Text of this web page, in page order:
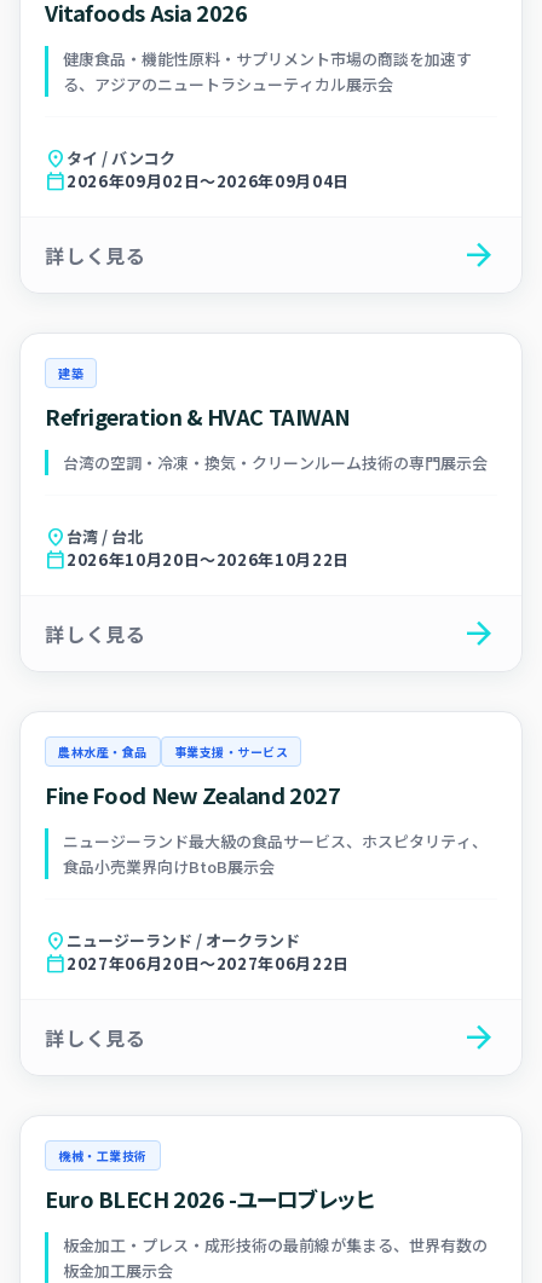
Vitafoods Asia 2026
健康食品・機能性原料・サプリメント市場の商談を加速す
る、アジアのニュートラシューティカル展示会
location_on タイ / バンコク
calendar_today2026年09月02日～2026年09月04日
詳しく見る arrow_forward
建築
Refrigeration & HVAC TAIWAN
台湾の空調・冷凍・換気・クリーンルーム技術の専門展示会
location_on台湾 / 台北
calendar_today2026年10月20日～2026年10月22日
詳しく見る arrow_forward
農林水産・食品 事業支援・サービス
Fine Food New Zealand 2027
ニュージーランド最大級の食品サービス、ホスピタリティ、
食品小売業界向けBtoB展示会
location_on ニュージーランド / オークランド
calendar_today2027年06月20日～2027年06月22日
詳しく見る arrow_forward
機械・工業技術
Euro BLECH 2026 -ユーロブレッヒ
板金加工・プレス・成形技術の最前線が集まる、世界有数の
板金加工展示会